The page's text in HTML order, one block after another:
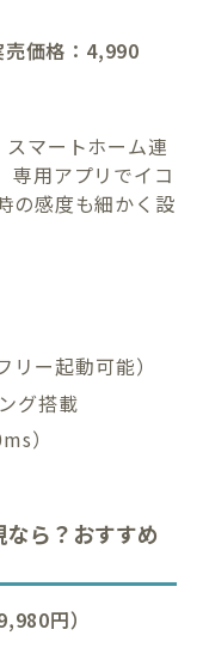
価格：4,990
マートホーム連
専用アプリでイコ
の感度も細かく設
ー起動可能）
グ搭載
）
ら？おすすめ
円）